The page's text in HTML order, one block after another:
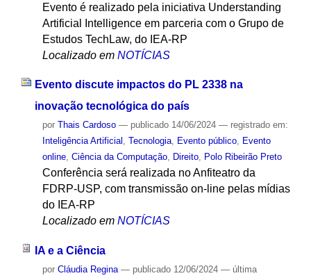
Evento é realizado pela iniciativa Understanding
Artificial Intelligence em parceria com o Grupo de
Estudos TechLaw, do IEA-RP
Localizado em NOTÍCIAS
Evento discute impactos do PL 2338 na
inovação tecnológica do país
por Thais Cardoso — publicado14/06/2024 — registrado em:
Inteligência Artificial , Tecnologia, Evento público, Evento
online, Ciência da Computação, Direito, Polo Ribeirão Preto
Conferência será realizada no Anfiteatro da
FDRP-USP, com transmissão on-line pelas mídias
do IEA-RP
Localizado em NOTÍCIAS
IA e a Ciência
por Cláudia Regina — publicado12/06/2024 — última